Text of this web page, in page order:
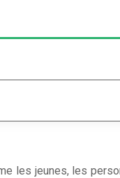
les jeunes, les